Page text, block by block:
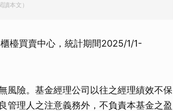
本文）
檯買賣中心，統計期間2025/1/1-
風險。基金經理公司以往之經理績效不保
管理人之注意義務外，不負責本基金之盈